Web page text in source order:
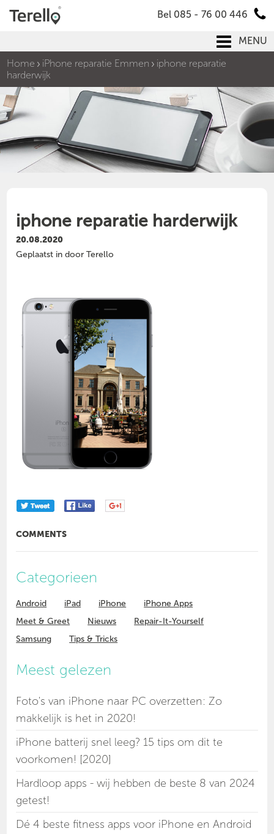
Bel 085 - 76 00 446
MENU
Home
iPhone reparatie Emmen
iphone reparatie
harderwijk
iphone reparatie harderwijk
20.08.2020
Geplaatst in door Terello
COMMENTS
Categorieen
Android iPad iPhone
iPhone Apps
Meet & Greet
Nieuws
Repair-It-Yourself
Samsung
Tips & Tricks
Meest gelezen
Foto's van iPhone naar PC overzetten: Zo
makkelijk is het in 2020!
iPhone batterij snel leeg? 15 tips om dit te
voorkomen! [2020]
Hardloop apps - wij hebben de beste 8 van 2024
getest!
Dé 4 beste fitness apps voor iPhone en Android